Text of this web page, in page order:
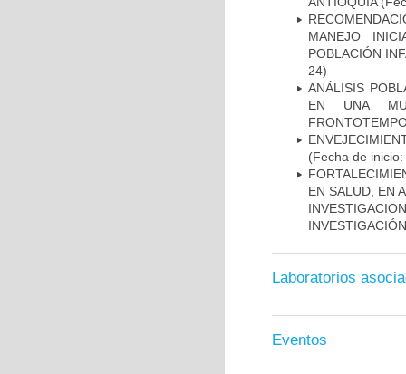
MANEJO
POBLACIÓN
24)
ANÁLISIS
EN UNA
(Fecha de
EN SALUD, EN
Laboratorios
Eventos